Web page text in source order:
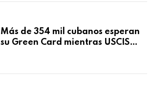
Más de 354 mil cubanos esperan
su Green Card mientras USCIS